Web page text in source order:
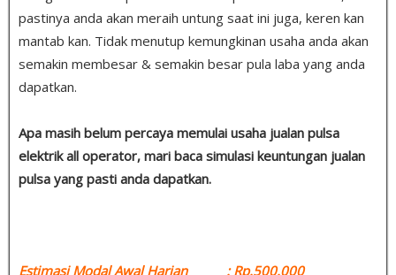
pastinya anda akan meraih untung saat ini juga, keren kan
mantab kan. Tidak menutup kemungkinan usaha anda akan
semakin membesar & semakin besar pula laba yang anda
dapatkan.
Apa masih belum percaya memulai usaha jualan pulsa
elektrik all operator, mari baca simulasi keuntungan jualan
pulsa yang pasti anda dapatkan.
Estimasi Modal Awal Harian : Rp.500.000